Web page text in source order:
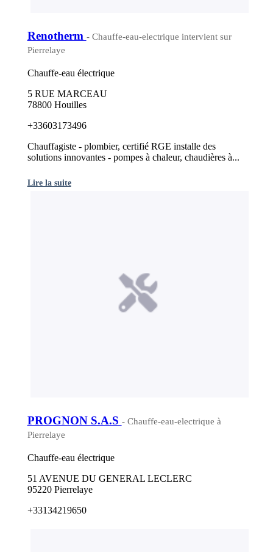
Renotherm - Chauffe-eau-electrique intervient sur
Pierrelaye
Chauffe-eau électrique
5 RUE MARCEAU
78800 Houilles
+33603173496
Chauffagiste - plombier, certifié RGE installe des
solutions innovantes - pompes à chaleur, chaudières à...
Lire la suite
PROGNON S.A.S - Chauffe-eau-electrique à
Pierrelaye
Chauffe-eau électrique
51 AVENUE DU GENERAL LECLERC
95220 Pierrelaye
+33134219650